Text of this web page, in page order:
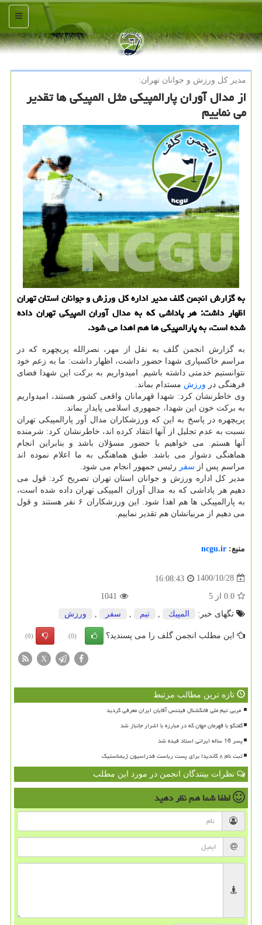
منو
مدیر كل ورزش و جوانان تهران:
از مدال آوران پارالمپیکی مثل المپیکی ها تقدیر
می نماییم
به گزارش انجمن گلف مدیر اداره کل ورزش و جوانان استان تهران
اظهار داشت: هر پاداشی که به مدال آوران المپیکی تهران داده
شده است، به پارالمپیکی ها هم اهدا می شود.
به گزارش انجمن گلف به نقل از مهر، نصرالله پریچهره که در
مراسم خاکسپاری شهدا حضور داشت، اظهار داشت: ما به زعم خود
نتوانستیم خدمتی داشته باشیم. امیدواریم به برکت این شهدا فضای
فرهنگی در ورزش مستدام بماند.
وی خاطرنشان کرد: شهدا قهرمانان واقعی کشور هستند، امیدواریم
به برکت خون این شهدا، جمهوری اسلامی پایدار بماند.
پریچهره در پاسخ به این که ورزشکاران مدال آور پارالمپیکی تهران
نسبت به عدم تجلیل از آنها انتقاد کرده اند، خاطرنشان کرد: شرمنده
آنها هستم. می خواهیم با حضور مسؤلان باشد و بنابراین انجام
هماهنگی دشوار می باشد. طبق هماهنگی به ما اعلام نموده اند
مراسم پس از سفر رئیس جمهور انجام می شود.
مدیر کل اداره ورزش و جوانان استان تهران تصریح کرد: قول می
دهیم هر پاداشی که به مدال آوران المپیکی تهران داده شده است،
به پارالمپیکی ها هم اهدا شود. این ورزشکاران ۶ نفر هستند و قول
می دهیم از مربیانشان هم تقدیر نماییم.
منبع: ncgu.ir
1400/10/28
16:08:43
0.0 از 5
1041
تگهای خبر:
المپیك تیم سفر ورزش
این مطلب انجمن گلف را می پسندید؟ (0)
(0)
X
تازه ترین مطالب مرتبط
گفتگو با قهرمان جهان که در مبارزه با اشرار جانباز شد
پسر 16 ساله ایرانی استاد فیده شد
ثبت نام ۸ کاندیدا برای پست ریاست فدراسیون ژیمناستیک
نظرات بینندگان انجمن در مورد این مطلب
لطفا شما همنظر دهید